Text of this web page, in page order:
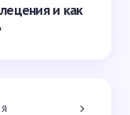
и как